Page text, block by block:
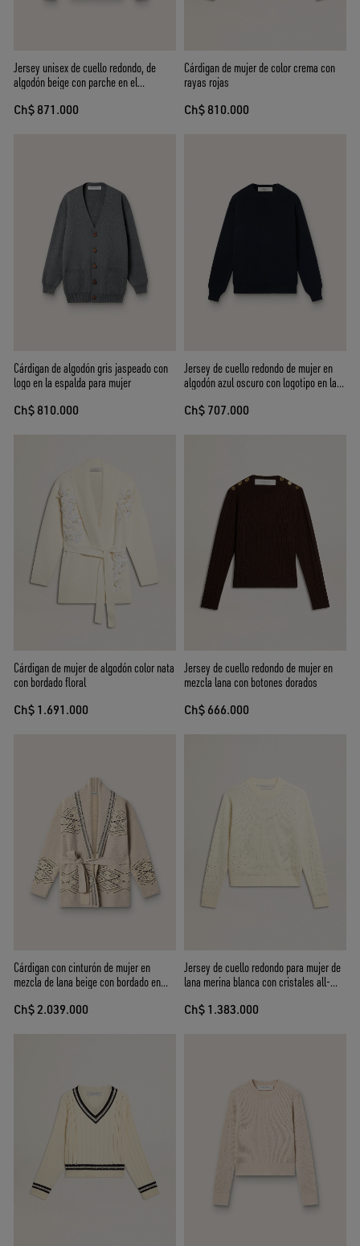
Jersey unisex de cuello redondo, de
algodón beige con parche en el
Ch$ 871.000
Cárdigan de mujer de color crema con
rayas rojas
Ch$ 810.000
Cárdigan de algodón gris jaspeado con
logo en la espalda para mujer
Ch$ 810.000
Jersey de cuello redondo de mujer en
algodón azul oscuro con logotipo en la
Ch$ 707.000
Cárdigan de mujer de algodón color nata
con bordado floral
Ch$ 1.691.000
Jersey de cuello redondo de mujer en
mezcla lana con botones dorados
Ch$ 666.000
Cárdigan con cinturón de mujer en
mezcla de lana beige con bordado en
Ch$ 2.039.000
Jersey de cuello redondo para mujer de
lana merina blanca con cristales all-
Ch$ 1.383.000